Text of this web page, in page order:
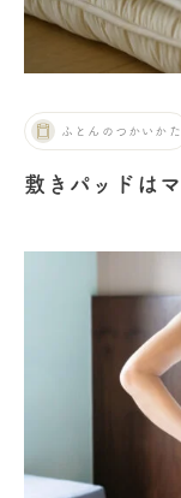
ふとんのつかいかた
敷きパッドは